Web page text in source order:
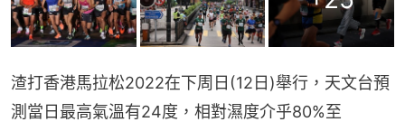
渣打香港馬拉松2022在下周日(12日)舉行，天文台預
測當日最高氣溫有24度，相對濕度介乎80%至